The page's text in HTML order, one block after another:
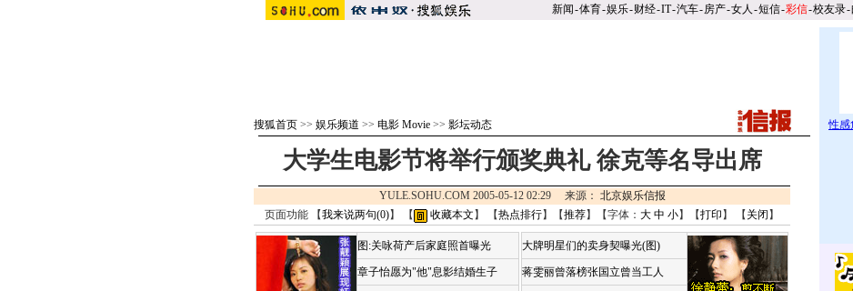
新闻-体育-娱乐-财经-IT-汽车-房产-女人 -短信-彩信-校友录-
搜狐首页 >> 娱乐频道 >> 电影 Movie >> 影坛动态
大学生电影节将举行颁奖典礼 徐克等名导出席
YULE.SOHU.COM 2005-05-12 02:29 来源： 北京娱乐信报
页面功能 【我来说两句(0)】 【 收藏本文 】 【热点排行】【推荐】【字体： 大 中 小】【打印 】 【 关闭 】
图:关咏荷产后家庭照首曝光
章子怡愿为"他"息影结婚生子
大牌明星们的卖身契曝光(图)
蒋雯丽曾落榜张国立曾当工人